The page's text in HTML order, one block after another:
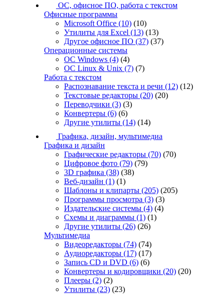
ОС, офисное ПО, работа с текстом
Офисные программы
Microsoft Office (10) (10)
Утилиты для Excel (13) (13)
Другое офисное ПО (37) (37)
Операционные системы
ОС Windows (4) (4)
ОС Linux & Unix (7) (7)
Работа с текстом
Распознавание текста и речи (12) (12)
Текстовые редакторы (20) (20)
Переводчики (3) (3)
Конвертеры (6) (6)
Другие утилиты (14) (14)
Графика, дизайн, мультимедиа
Графика и дизайн
Графические редакторы (70) (70)
Цифровое фото (79) (79)
3D графика (38) (38)
Веб-дизайн (1) (1)
Шаблоны и клипарты (205) (205)
Программы просмотра (3) (3)
Издательские системы (4) (4)
Схемы и диаграммы (1) (1)
Другие утилиты (26) (26)
Мультимедиа
Видеоредакторы (74) (74)
Аудиоредакторы (17) (17)
Запись CD и DVD (6) (6)
Конвертеры и кодировщики (20) (20)
Плееры (2) (2)
Утилиты (23) (23)